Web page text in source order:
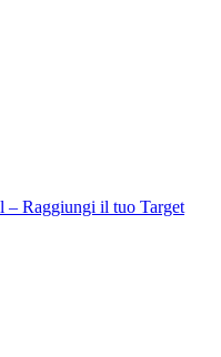
– Raggiungi il tuo Target